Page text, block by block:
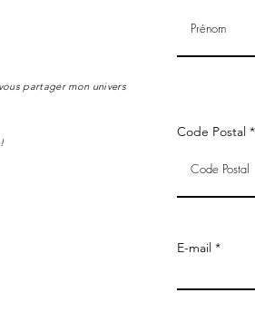
partager mon univers
Code Postal
E-mail